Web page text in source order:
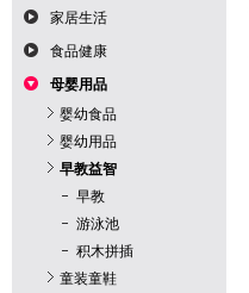
家居生活
食品健康
母婴用品
婴幼食品
婴幼用品
早教益智
早教
游泳池
积木拼插
童装童鞋